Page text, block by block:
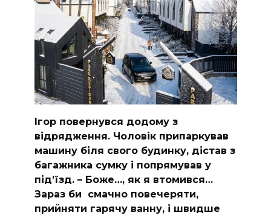
Ігор повернувся додому з
відрядження. Чоловік припаркував
машину біля свого будинку, дістав з
багажника сумку і попрямував у
підʼїзд. – Боже…, як я втомився…
Зараз би смачно повечеряти,
прийняти гарячу ванну, і швидше